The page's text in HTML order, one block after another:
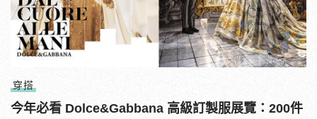
穿搭
今年必看 Dolce&Gabbana 高級訂製服展覽：200件